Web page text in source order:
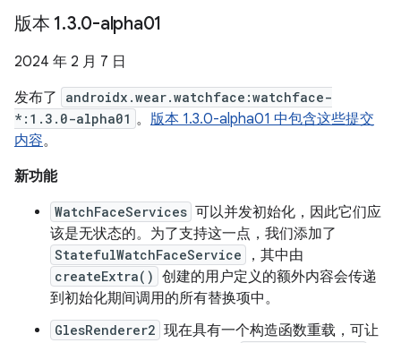
版本 1.3.0-alpha01
2024 年 2 月 7 日
发布了
androidx.wear.watchface:watchface-
*:1.3.0-alpha01 。 版本 1.3.0-alpha01 中包含这些提交
内容。
新功能
WatchFaceServices 可以并发初始化，因此它们应
该是无状态的。为了支持这一点，我们添加了
StatefulWatchFaceService ，其中由
createExtra() 创建的用户定义的额外内容会传递
到初始化期间调用的所有替换项中。
GlesRenderer2 现在具有一个构造函数重载，可让